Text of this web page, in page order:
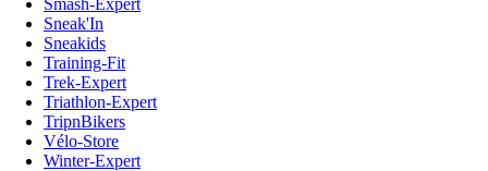
Smash-Expert
Sneak'In
Sneakids
Training-Fit
Trek-Expert
Triathlon-Expert
TripnBikers
Vélo-Store
Winter-Expert